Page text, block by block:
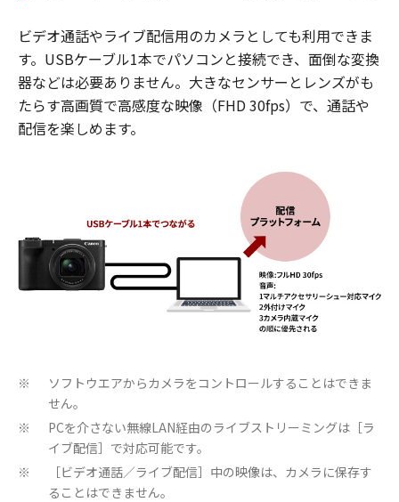
ビデオ通話やライブ配信用のカメラとしても利用できま
す。USBケーブル1本でパソコンと接続でき、面倒な変換
器などは必要ありません。大きなセンサーとレンズがも
たらす高画質で高感度な映像（FHD 30fps）で、通話や
配信を楽しめます。
※
ソフトウエアからカメラをコントロールすることはできま
せん。
※
PCを介さない無線LAN経由のライブストリーミングは［ラ
イブ配信］で対応可能です。
※
［ビデオ通話／ライブ配信］中の映像は、カメラに保存す
ることはできません。